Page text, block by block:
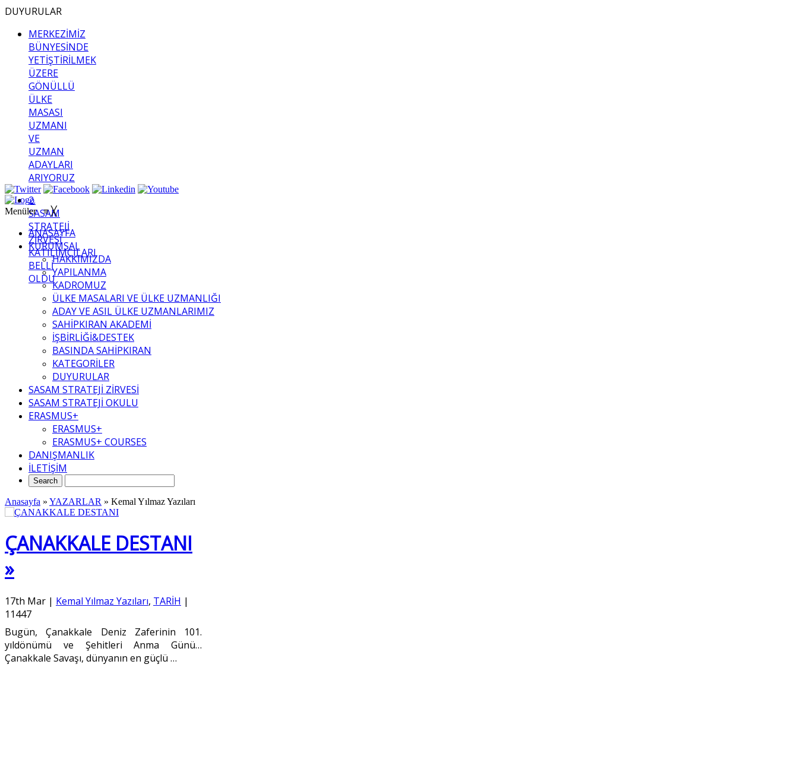
DUYURULAR
MERKEZİMİZ
BÜNYESİNDE
YETİŞTİRİLMEK
ÜZERE
GÖNÜLLÜ
ÜLKE
MASASI
UZMANI
VE
UZMAN
ADAYLARI
ARIYORUZ
2.
SASAM
STRATEJİ
ZİRVESİ
KATILIMCILARI
BELLİ
OLDU
Menüler≡ ╳
ANASAYFA
KURUMSAL
HAKKIMIZDA
YAPILANMA
KADROMUZ
ÜLKE MASALARI VE ÜLKE UZMANLIĞI
ADAY VE ASIL ÜLKE UZMANLARIMIZ
SAHİPKIRAN AKADEMİ
İŞBİRLİĞİ&DESTEK
BASINDA SAHİPKIRAN
KATEGORİLER
DUYURULAR
SASAM STRATEJİ ZİRVESİ
SASAM STRATEJİ OKULU
ERASMUS+
ERASMUS+
ERASMUS+ COURSES
DANIŞMANLIK
İLETİŞİM
Anasayfa » YAZARLAR » Kemal Yılmaz Yazıları
ÇANAKKALE DESTANI
»
17th Mar | Kemal Yılmaz Yazıları, TARİH |
11447
Bugün, Çanakkale Deniz Zaferinin 101.
yıldönümü ve Şehitleri Anma Günü…
Çanakkale Savaşı, dünyanın en güçlü …